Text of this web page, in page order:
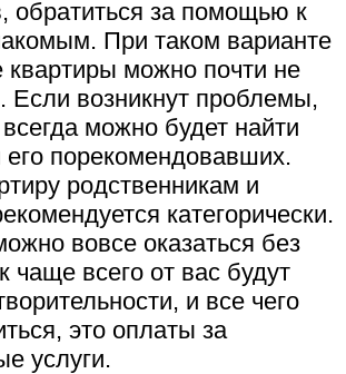
обратиться за помощью к
При таком варианте
квартиры можно почти не
Если возникнут проблемы,
можно будет найти
порекомендовавших.
родственникам и
категорически.
вовсе оказаться без
чаще всего от вас будут
и все чего
это оплаты за
услуги.